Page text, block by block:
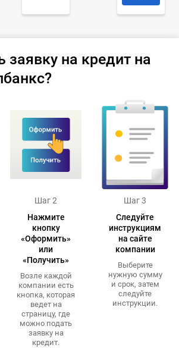
заявку на кредит на
Шаг 2
Нажмите
кнопку
«Оформить»
или
«Получить»
Возле каждой
компании есть
кнопка, которая
ведет на
страницу, где
можно подать
заявку на
кредит.
Шаг 3
Следуйте
инструкциям
на сайте
компании
Выберите
нужную сумму
и срок, затем
следуйте
инструкции.